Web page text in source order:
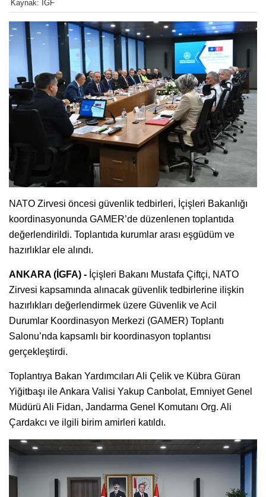
Kaynak: IGF
NATO Zirvesi öncesi güvenlik tedbirleri, İçişleri Bakanlığı
koordinasyonunda GAMER’de düzenlenen toplantıda
değerlendirildi. Toplantıda kurumlar arası eşgüdüm ve
hazırlıklar ele alındı.
ANKARA (İGFA) - İçişleri Bakanı Mustafa Çiftçi, NATO
Zirvesi kapsamında alınacak güvenlik tedbirlerine ilişkin
hazırlıkları değerlendirmek üzere Güvenlik ve Acil
Durumlar Koordinasyon Merkezi (GAMER) Toplantı
Salonu’nda kapsamlı bir koordinasyon toplantısı
gerçekleştirdi.
Toplantıya Bakan Yardımcıları Ali Çelik ve Kübra Güran
Yiğitbaşı ile Ankara Valisi Yakup Canbolat, Emniyet Genel
Müdürü Ali Fidan, Jandarma Genel Komutanı Org. Ali
Çardakcı ve ilgili birim amirleri katıldı.